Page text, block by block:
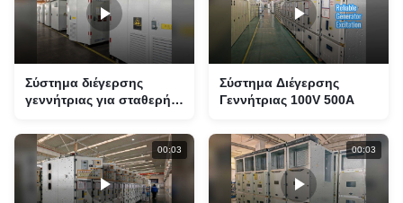
Σύστημα διέγερσης
γεννήτριας για σταθερή
Σύστημα Διέγερσης
Γεννήτριας 100V 500A
00:03 00:03